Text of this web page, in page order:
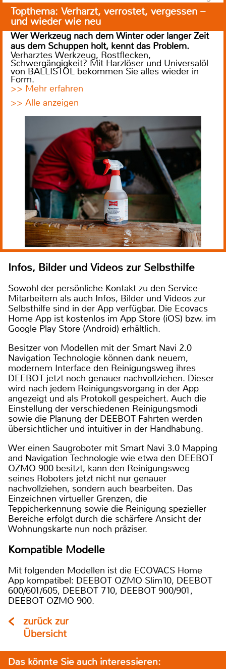
Topthema: Verharzt, verrostet, vergessen –
und wieder wie neu
Wer Werkzeug nach dem Winter oder langer Zeit
aus dem Schuppen holt, kennt das Problem.
Verharztes Werkzeug, Rostflecken,
Schwergängigkeit? Mit Harzlöser und Universalöl
von BALLISTOL bekommen Sie alles wieder in
Form.
>> Mehr erfahren
>> Alle anzeigen
Infos, Bilder und Videos zur Selbsthilfe
Sowohl der persönliche Kontakt zu den Service-
Mitarbeitern als auch Infos, Bilder und Videos zur
Selbsthilfe sind in der App verfügbar. Die Ecovacs
Home App ist kostenlos im App Store (iOS) bzw. im
Google Play Store (Android) erhältlich.
Besitzer von Modellen mit der Smart Navi 2.0
Navigation Technologie können dank neuem,
modernem Interface den Reinigungsweg ihres
DEEBOT jetzt noch genauer nachvollziehen. Dieser
wird nach jedem Reinigungsvorgang in der App
angezeigt und als Protokoll gespeichert. Auch die
Einstellung der verschiedenen Reinigungsmodi
sowie die Planung der DEEBOT Fahrten werden
übersichtlicher und intuitiver in der Handhabung.
Wer einen Saugroboter mit Smart Navi 3.0 Mapping
and Navigation Technologie wie etwa den DEEBOT
OZMO 900 besitzt, kann den Reinigungsweg
seines Roboters jetzt nicht nur genauer
nachvollziehen, sondern auch bearbeiten. Das
Einzeichnen virtueller Grenzen, die
Teppicherkennung sowie die Reinigung spezieller
Bereiche erfolgt durch die schärfere Ansicht der
Wohnungskarte nun noch präziser.
Kompatible Modelle
Mit folgenden Modellen ist die ECOVACS Home
App kompatibel: DEEBOT OZMO Slim10, DEEBOT
600/601/605, DEEBOT 710, DEEBOT 900/901,
DEEBOT OZMO 900.
zurück zur
Übersicht
Das könnte Sie auch interessieren: